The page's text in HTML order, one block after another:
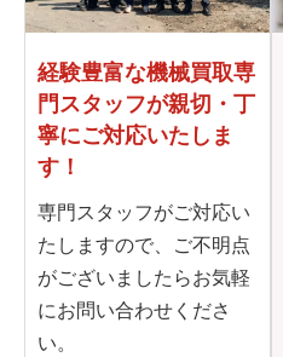
経験豊富な機械買取専
門 スタッフが親切・丁
寧にご対応いたしま
す！
専門スタッフがご対応い
たしますので、ご不明点
がございましたらお気軽
にお問い合わせくださ
い。